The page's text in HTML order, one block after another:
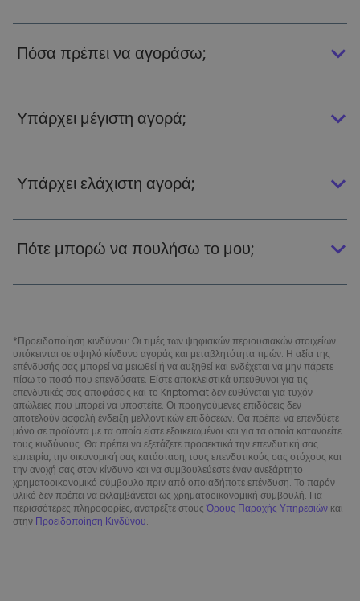
Πόσα πρέπει να αγοράσω;
Υπάρχει μέγιστη αγορά;
Υπάρχει ελάχιστη αγορά;
Πότε μπορώ να πουλήσω το μου;
*Προειδοποίηση κινδύνου: Οι τιμές των ψηφιακών περιουσιακών στοιχείων
υπόκεινται σε υψηλό κίνδυνο αγοράς και μεταβλητότητα τιμών. Η αξία της
επένδυσής σας μπορεί να μειωθεί ή να αυξηθεί και ενδέχεται να μην πάρετε
πίσω το ποσό που επενδύσατε. Είστε αποκλειστικά υπεύθυνοι για τις
επενδυτικές σας αποφάσεις και το Kriptomat δεν ευθύνεται για τυχόν
απώλειες που μπορεί να υποστείτε. Οι προηγούμενες επιδόσεις δεν
αποτελούν ασφαλή ένδειξη μελλοντικών επιδόσεων. Θα πρέπει να επενδύετε
μόνο σε προϊόντα με τα οποία είστε εξοικειωμένοι και για τα οποία κατανοείτε
τους κινδύνους. Θα πρέπει να εξετάζετε προσεκτικά την επενδυτική σας
εμπειρία, την οικονομική σας κατάσταση, τους επενδυτικούς σας στόχους και
την ανοχή σας στον κίνδυνο και να συμβουλεύεστε έναν ανεξάρτητο
χρηματοοικονομικό σύμβουλο πριν από οποιαδήποτε επένδυση. Το παρόν
υλικό δεν πρέπει να εκλαμβάνεται ως χρηματοοικονομική συμβουλή. Για
περισσότερες πληροφορίες, ανατρέξτε στουςΌρους Παροχής Υπηρεσιών και
στην Προειδοποίηση Κινδύνου.